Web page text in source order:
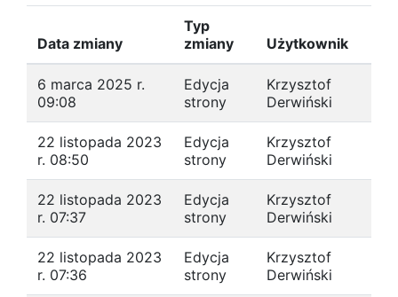
Data zmiany
Typ
zmiany
Użytkownik
6 marca 2025 r.
09:08
Edycja
strony
Krzysztof
Derwiński
22 listopada 2023
r. 08:50
Edycja
strony
Krzysztof
Derwiński
22 listopada 2023
r. 07:37
Edycja
strony
Krzysztof
Derwiński
22 listopada 2023
r. 07:36
Edycja
strony
Krzysztof
Derwiński